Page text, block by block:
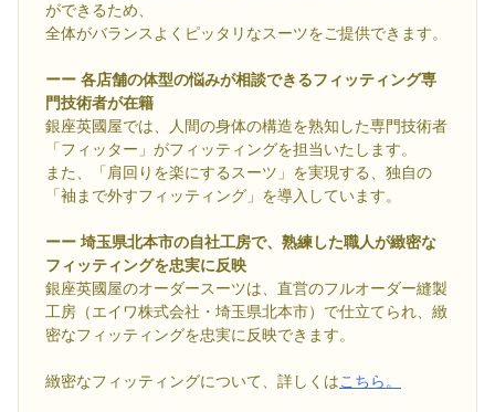
ができるため、
全体がバランスよくピッタリなスーツをご提供できます。
ーー 各店舗の体型の悩みが相談できるフィッティング専
門技術者が在籍
銀座英國屋では、人間の身体の構造を熟知した専門技術者
「フィッター」がフィッティングを担当いたします。
また、「肩回りを楽にするスーツ」を実現する、独自の
「袖まで外すフィッティング」を導入しています。
ーー 埼玉県北本市の自社工房で、熟練した職人が緻密な
フィッティングを忠実に反映
銀座英國屋のオーダースーツは、直営のフルオーダー縫製
工房（エイワ株式会社・埼玉県北本市）で仕立てられ、緻
密なフィッティングを忠実に反映できます。
緻密なフィッティングについて、詳しくはこちら。